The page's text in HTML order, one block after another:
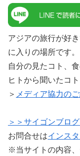
アジアの旅行が好
に入りの場所です。
自分の見たコト、
ヒトから聞いたコ
＞ メディア協力の
＞＞サイゴンブロ
お問合せはインス
※当サイトの内容